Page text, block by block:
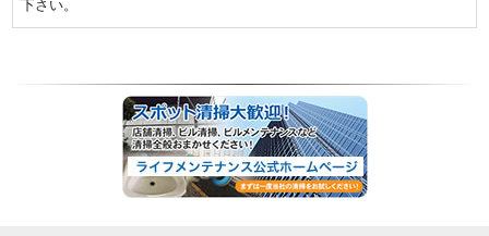
下さい。